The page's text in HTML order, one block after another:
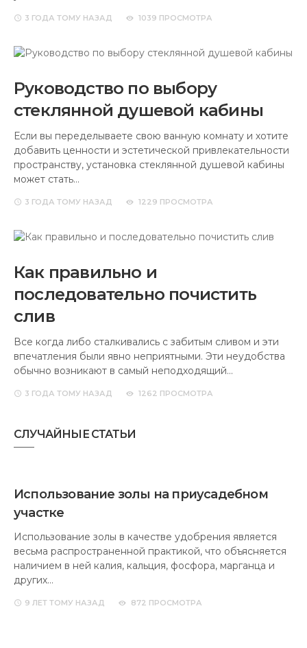
3 ГОДА ТОМУ НАЗАД 1039 ПРОСМОТРА
Руководство по выбору
стеклянной душевой кабины
Если вы переделываете свою ванную комнату и хотите
добавить ценности и эстетической привлекательности
пространству, установка стеклянной душевой кабины
может стать…
3 ГОДА ТОМУ НАЗАД 1229 ПРОСМОТРА
Как правильно и
последовательно почистить
слив
Все когда либо сталкивались с забитым сливом и эти
впечатления были явно неприятными. Эти неудобства
обычно возникают в самый неподходящий…
3 ГОДА ТОМУ НАЗАД 1262 ПРОСМОТРА
СЛУЧАЙНЫЕ СТАТЬИ
Использование золы на приусадебном
участке
Использование золы в качестве удобрения является
весьма распространенной практикой, что объясняется
наличием в ней калия, кальция, фосфора, марганца и
других…
9 ЛЕТ ТОМУ НАЗАД 872 ПРОСМОТРА